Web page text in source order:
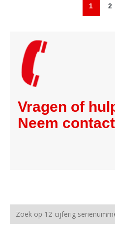
1 2
Vragen of
Neem